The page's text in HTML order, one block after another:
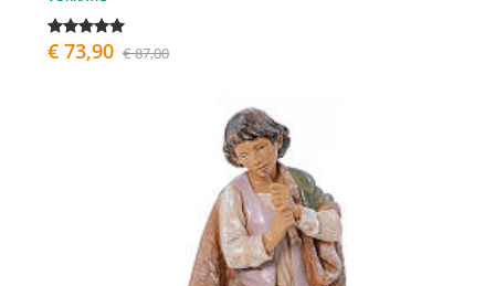
€ 73,90 € 87,00